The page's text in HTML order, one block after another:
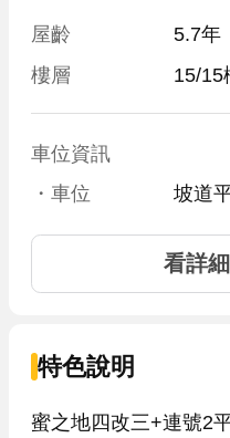
屋齡
5.7年
樓層
15/15
車位資訊
・車位
坡道
看詳
特色說明
蜜之地四改三+連號2